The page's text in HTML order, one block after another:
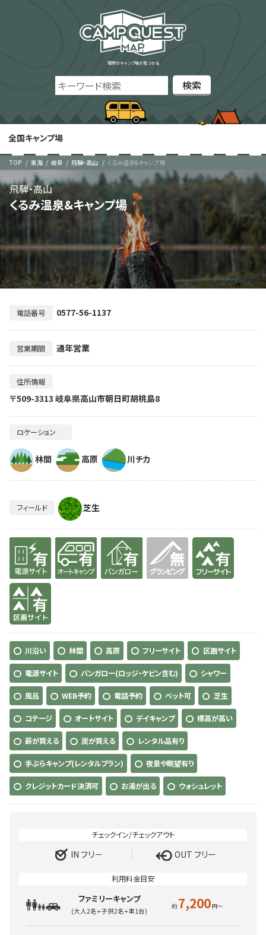
理想のキャンプ場が見つかる
全国キャンプ場
TOP 東海 岐阜 飛騨・高山 くるみ温泉&キャンプ場
くるみ温泉&キャンプ場
飛騨・高山
電話番号 0577-56-1137
営業期間 通年営業
住所情報
〒509-3313 岐阜県高山市朝日町胡桃島8
ロケーション
林間 高原 川チカ
フィールド 芝生
有り 有り 有り 有り
有り
川沿い 林間 高原 フリーサイト 区画サイト
電源サイト バンガロー(ロッジ・ケビン含む) シャワー
風呂 WEB予約 電話予約 ペット可 芝生
コテージ オートサイト デイキャンプ 標高が高い
薪が買える 炭が買える レンタル品有り
手ぶらキャンプ(レンタルプラン) 夜景や眺望有り
クレジットカード決済可 お湯が出る ウォシュレット
IN フリ－ OUT フリー
ファミリーキャンプ
(大人2名+子供2名+車1台) 7,200